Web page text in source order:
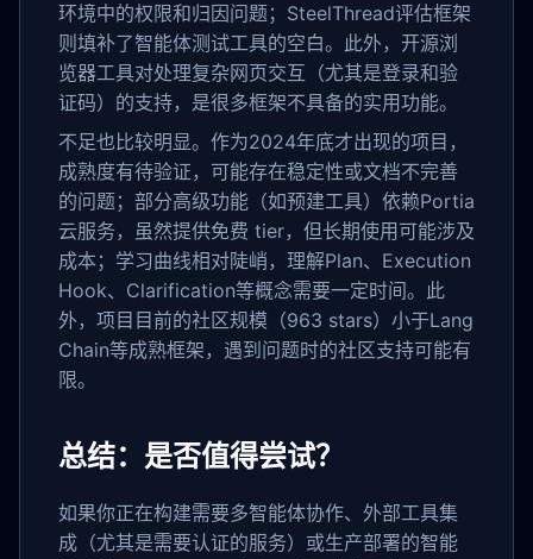
环境中的权限和归因问题；SteelThread评估框架
则填补了智能体测试工具的空白。此外，开源浏
览器工具对处理复杂网页交互（尤其是登录和验
证码）的支持，是很多框架不具备的实用功能。
不足也比较明显。作为2024年底才出现的项目，
成熟度有待验证，可能存在稳定性或文档不完善
的问题；部分高级功能（如预建工具）依赖Portia
云服务，虽然提供免费 tier，但长期使用可能涉及
成本；学习曲线相对陡峭，理解Plan、Execution
Hook、Clarification等概念需要一定时间。此
外，项目目前的社区规模（963 stars）小于Lang
Chain等成熟框架，遇到问题时的社区支持可能有
限。
总结：是否值得尝试？
如果你正在构建需要多智能体协作、外部工具集
成（尤其是需要认证的服务）或生产部署的智能